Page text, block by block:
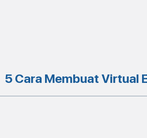
5 Cara Membuat Virtual